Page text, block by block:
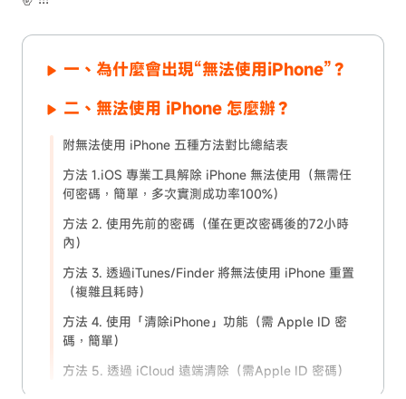
一、為什麼會出現“無法使用iPhone”？
二、無法使用 iPhone 怎麼辦？
附無法使用 iPhone 五種方法對比總結表
方法 1.iOS 專業工具解除 iPhone 無法使用（無需任
何密碼，簡單，多次實測成功率100%）
方法 2. 使用先前的密碼（僅在更改密碼後的72小時
內）
方法 3. 透過iTunes/Finder 將無法使用 iPhone 重置
（複雜且耗時）
方法 4. 使用「清除iPhone」功能（需 Apple ID 密
碼，簡單）
方法 5. 透過 iCloud 遠端清除（需Apple ID 密碼）